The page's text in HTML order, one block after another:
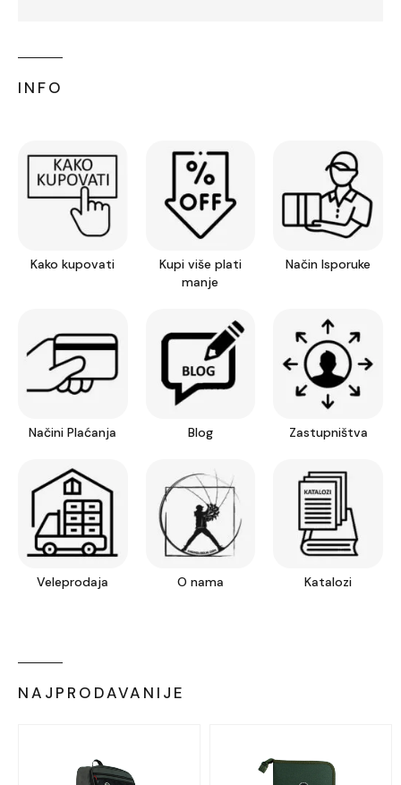
INFO
Kako kupovati
Kupi više plati
manje
Način Isporuke
Načini Plaćanja Blog Zastupništva
Veleprodaja O nama Katalozi
NAJPRODAVANIJE